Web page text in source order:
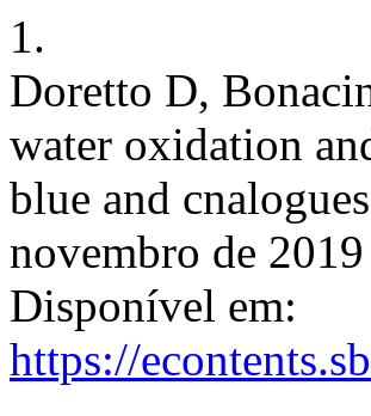
1.
Doretto D,
water oxidation
blue and
novembro de
Disponível em:
https://